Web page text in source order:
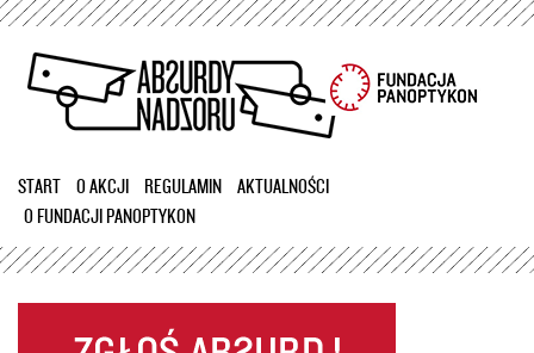
Przejdź
treści
START O AKCJI REGULAMIN
AKTUALNOŚCI
O FUNDACJI PANOPTYKON